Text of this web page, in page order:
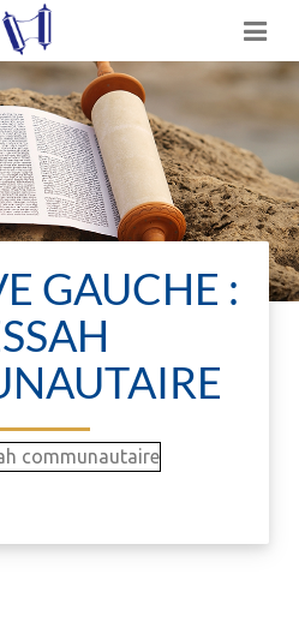
GAUCHE :